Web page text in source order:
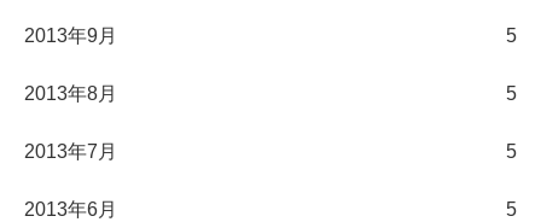
2013年9月 5
2013年8月 5
2013年7月 5
2013年6月 5